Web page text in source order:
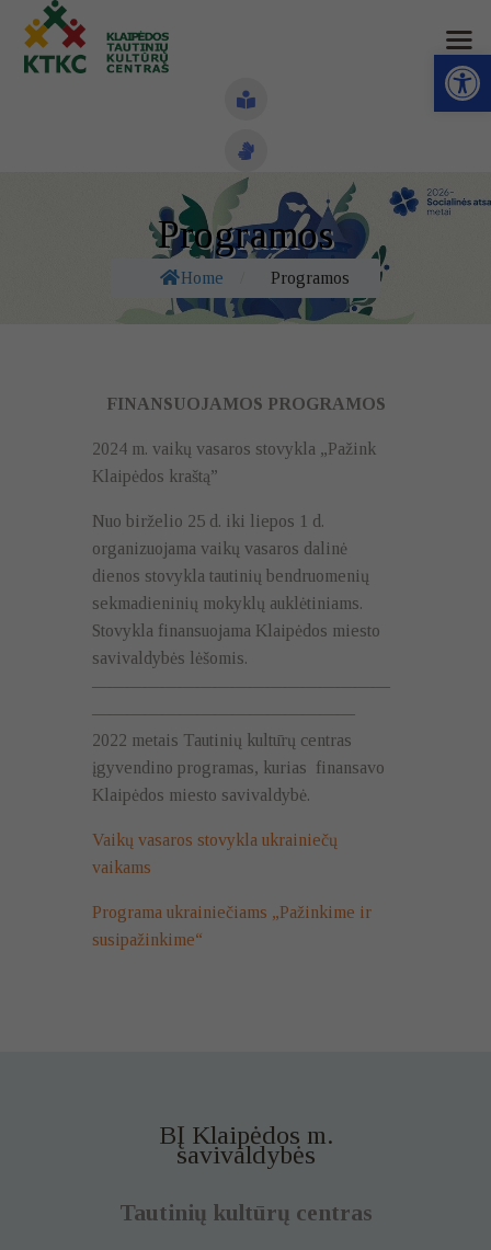
Open toolbar
Programos
Home Programos
Struktūra ir kontaktai
Veiklos sritys
Kontaktai
FINANSUOJAMOS PROGRAMOS
2024 m. vaikų vasaros stovykla „Pažink
Klaipėdos kraštą”
Nuo birželio 25 d. iki liepos 1 d.
organizuojama vaikų vasaros dalinė
dienos stovykla tautinių bendruomenių
sekmadieninių mokyklų auklėtiniams.
Stovykla finansuojama Klaipėdos miesto
savivaldybės lėšomis.
—————————————————
———————————————
2022 metais Tautinių kultūrų centras
įgyvendino programas, kurias finansavo
Klaipėdos miesto savivaldybė.
Vaikų vasaros stovykla ukrainiečų
vaikams
Programa ukrainiečiams „Pažinkime ir
susipažinkime“
BĮ Klaipėdos m.
savivaldybės
Tautinių kultūrų centras